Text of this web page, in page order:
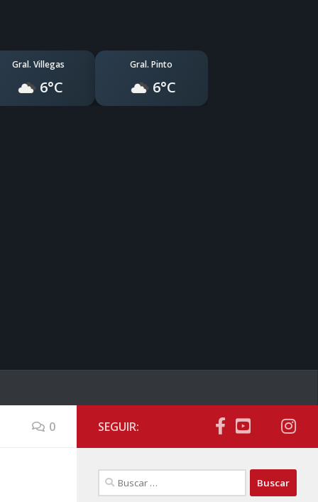
Gral. Villegas
6°C
Gral. Pinto
6°C
0 SEGUIR:
Buscar: